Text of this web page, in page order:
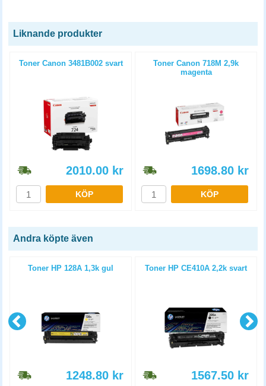
Liknande produkter
Toner Canon 3481B002 svart
2010.00 kr
KÖP
Toner Canon 718M 2,9k
magenta
1698.80 kr
KÖP
Andra köpte även
Toner HP 128A 1,3k gul
1248.80 kr
Toner HP CE410A 2,2k svart
1567.50 kr